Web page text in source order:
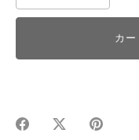
カ
FacebookX(Twitter)